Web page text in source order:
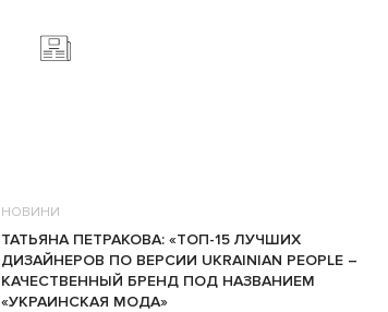
НОВИНИ
ТАТЬЯНА ПЕТРАКОВА: «ТОП-15 ЛУЧШИХ
ДИЗАЙНЕРОВ ПО ВЕРСИИ UKRAINIAN PEOPLE –
КАЧЕСТВЕННЫЙ БРЕНД ПОД НАЗВАНИЕМ
«УКРАИНСКАЯ МОДА»